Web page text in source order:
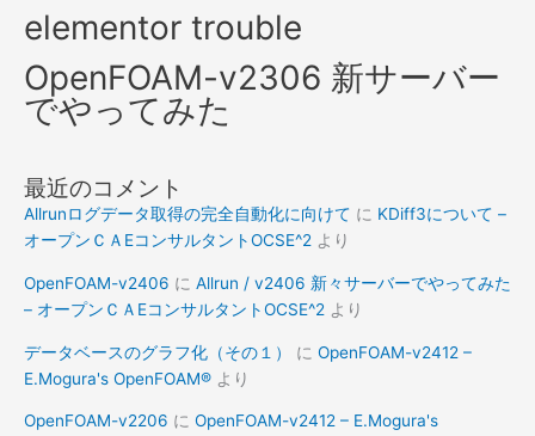
elementor trouble
OpenFOAM-v2306 新サーバー
でやってみた
最近のコメント
Allrunログデータ取得の完全自動化に向けて に KDiff3について –
オープンＣＡEコンサルタントOCSE^2 より
OpenFOAM-v2406 に Allrun / v2406 新々サーバーでやってみた
– オープンＣＡEコンサルタントOCSE^2 より
データベースのグラフ化（その１） に OpenFOAM-v2412 –
E.Mogura's OpenFOAM® より
OpenFOAM-v2206 に OpenFOAM-v2412 – E.Mogura's